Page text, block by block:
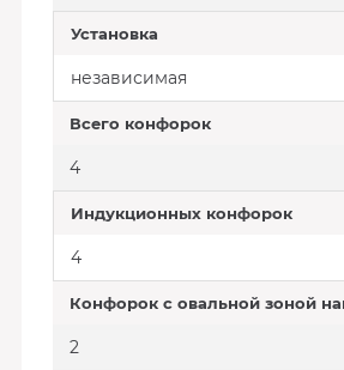
Установка
независимая
Всего конфорок
4
Индукционных конфорок
4
Конфорок с овальной зоной
2